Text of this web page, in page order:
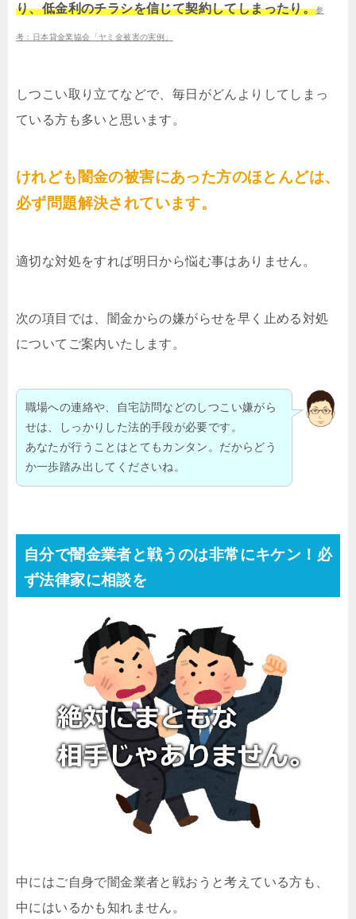
り、低金利のチラシを信じて契約してしまったり。参
考：日本貸金業協会「ヤミ金被害の実例」
しつこい取り立てなどで、毎日がどんよりしてしまっ
ている方も多いと思います。
けれども闇金の被害にあった方のほとんどは、
必ず問題解決されています。
適切な対処をすれば明日から悩む事はありません。
次の項目では、闇金からの嫌がらせを早く止める対処
についてご案内いたします。
職場への連絡や、自宅訪問などのしつこい嫌がら
せは、しっかりした法的手段が必要です。
あなたが行うことはとてもカンタン。だからどう
か一歩踏み出してくださいね。
自分で闇金業者と戦うのは非常にキケン！必
ず法律家に相談を
中にはご自身で闇金業者と戦おうと考えている方も、
中にはいるかも知れません。